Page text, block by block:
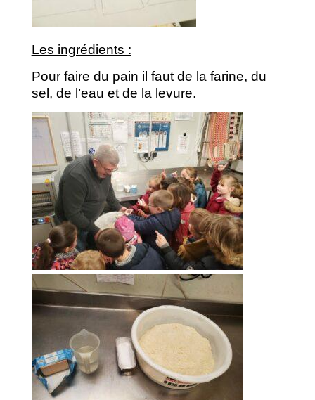
Les ingrédients :
Pour faire du pain il faut de la farine, du
sel, de l’eau et de la levure.